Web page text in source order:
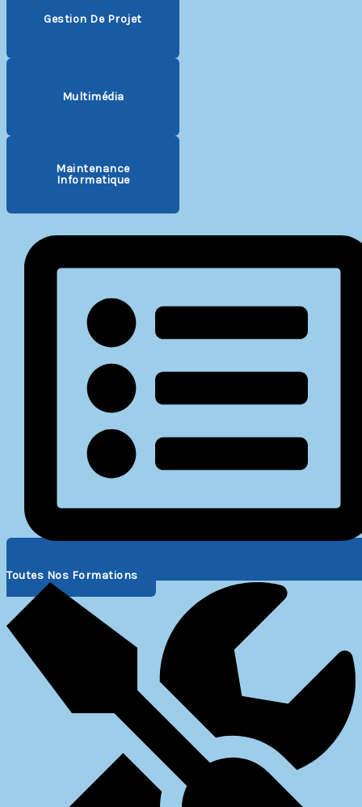
Gestion De Projet
Multimédia
Maintenance
Informatique
Toutes Nos Formations